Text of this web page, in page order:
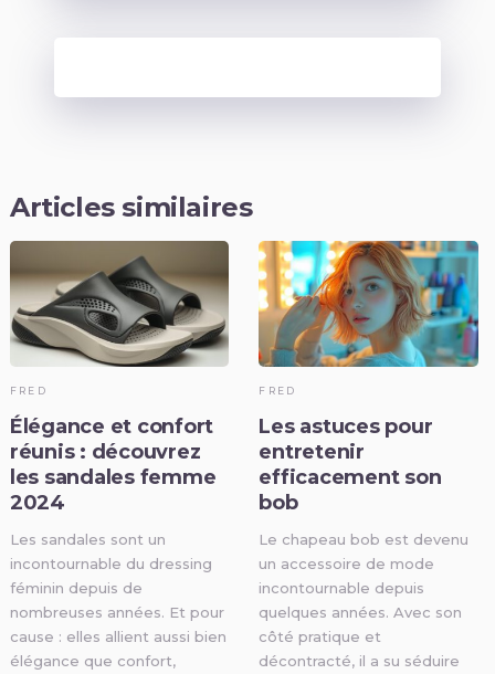
Articles similaires
FRED
Élégance et confort
réunis : découvrez
les sandales femme
2024
Les sandales sont un
incontournable du dressing
féminin depuis de
nombreuses années. Et pour
cause : elles allient aussi bien
élégance que confort,
FRED
Les astuces pour
entretenir
efficacement son
bob
Le chapeau bob est devenu
un accessoire de mode
incontournable depuis
quelques années. Avec son
côté pratique et
décontracté, il a su séduire